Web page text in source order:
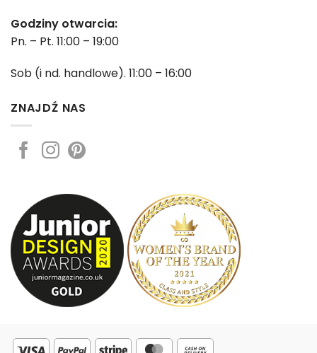
Godziny otwarcia:
Pn. – Pt. 11:00 – 19:00
Sob (i nd. handlowe). 11:00 – 16:00
ZNAJDŹ NAS
Visa PayPal Stripe MasterCard